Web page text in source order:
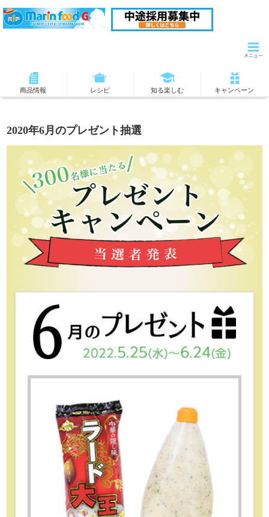
商品情報 レシピ 知る楽しむ キャンペーン
2020年6月のプレゼント抽選